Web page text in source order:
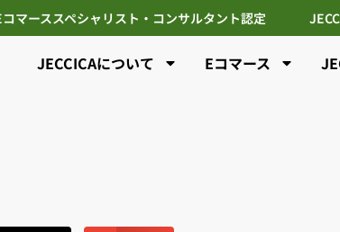
コマーススペシャリスト・コンサルタント認定
JECCICAについて Eコマース